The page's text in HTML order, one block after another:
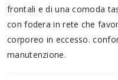
frontali e di una comoda
con fodera in rete che
corporeo in eccesso.
manutenzione.